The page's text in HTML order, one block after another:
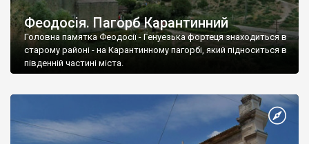
Феодосія. Пагорб Карантинний
Головна памятка Феодосії - Генуезька фортеця знаходиться в
старому районі - на Карантинному пагорбі, який підноситься в
південній частині міста.